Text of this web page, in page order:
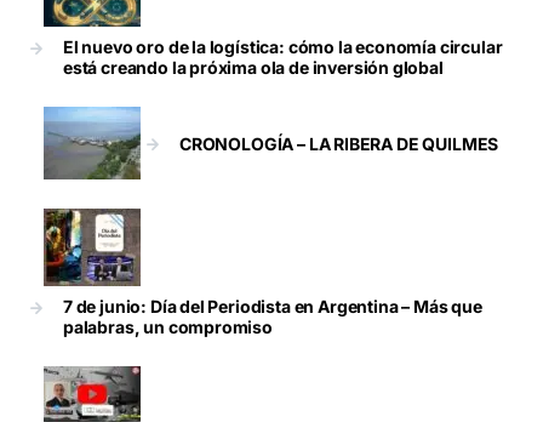
El nuevo oro de la logística: cómo la economía circular
está creando la próxima ola de inversión global
CRONOLOGÍA – LA RIBERA DE QUILMES
7 de junio: Día del Periodista en Argentina – Más que
palabras, un compromiso